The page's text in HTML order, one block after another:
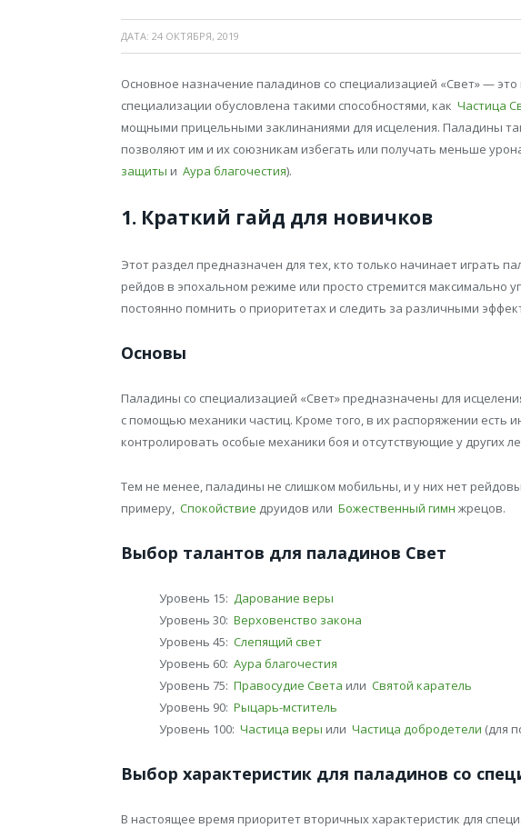
ДАТА: 24 ОКТЯБРЯ, 2019
Основное назначение паладинов со специализацией «Свет» —
специализации обусловлена такими способностями, как Частица
мощными прицельными заклинаниями для исцеления. Паладины
позволяют им и их союзникам избегать или получать меньше
защиты и Аура благочестия).
1. Краткий гайд для новичков
Этот раздел предназначен для тех, кто только начинает играть
рейдов в эпохальном режиме или просто стремится максимально
постоянно помнить о приоритетах и следить за различными
Основы
Паладины со специализацией «Свет» предназначены для
с помощью механики частиц. Кроме того, в их распоряжении есть
контролировать особые механики боя и отсутствующие у других
Тем не менее, паладины не слишком мобильны, и у них нет
примеру, Спокойствие друидов или Божественный гимн жрецов.
Выбор талантов для паладинов Свет
Уровень 15: Дарование веры
Уровень 30: Верховенство закона
Уровень 45: Слепящий свет
Уровень 60: Аура благочестия
Уровень 75: Правосудие Света или Святой каратель
Уровень 90: Рыцарь-мститель
Уровень 100: Частица веры или Частица добродетели (для
Выбор характеристик для паладинов со
В настоящее время приоритет вторичных характеристик для